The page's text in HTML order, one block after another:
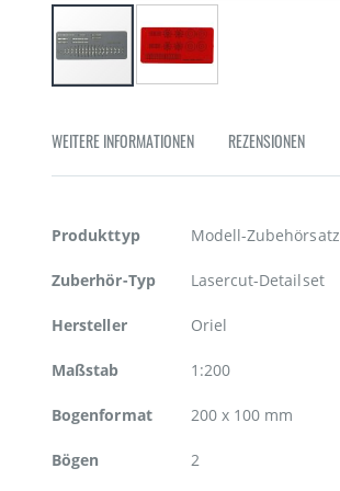
der
springen
WEITERE INFORMATIONEN REZENSIONEN
Weitere
Produkttyp Modell-Zubehörsatz
Zuberhör-Typ Lasercut-Detailset
Hersteller Oriel
Maßstab 1:200
Bogenformat 200 x 100 mm
Bögen 2